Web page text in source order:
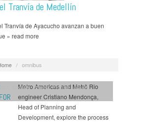
Tranvía de Medellín
Tranvía de Ayacucho avanzan a buen
» read more
/ omnibus
English, Project Profiles,South
Metro Americas and Metrô Rio
engineer Cristiano Mendonça,
Head of Planning and
Development, explore the process